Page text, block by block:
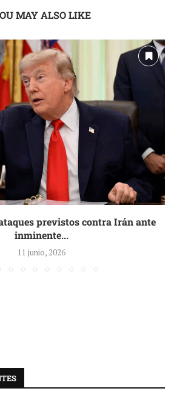
MAY ALSO LIKE
previstos contra Irán ante
inminente...
11 junio, 2026